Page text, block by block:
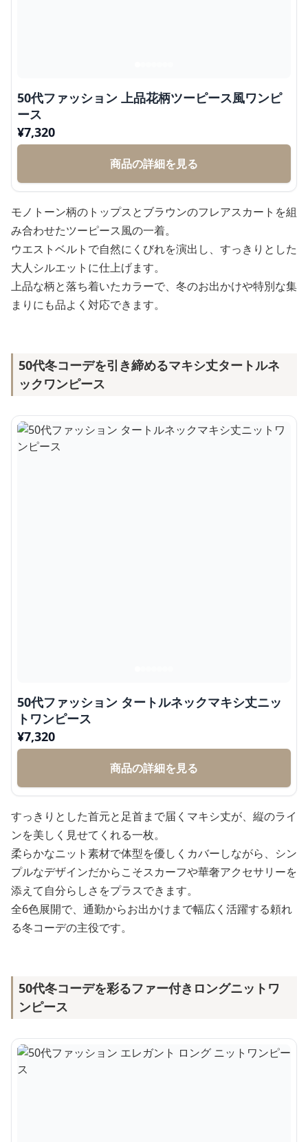
50代ファッション 上品花柄ツーピース風ワンピ
ース
¥7,320
商品の詳細を見る
モノトーン柄のトップスとブラウンのフレアスカートを組
み合わせたツーピース風の一着。
ウエストベルトで自然にくびれを演出し、すっきりとした
大人シルエットに仕上げます。
上品な柄と落ち着いたカラーで、冬のお出かけや特別な集
まりにも品よく対応できます。
50代冬コーデを引き締めるマキシ丈タートルネ
ックワンピース
50代ファッション タートルネックマキシ丈ニッ
トワンピース
¥7,320
商品の詳細を見る
すっきりとした首元と足首まで届くマキシ丈が、縦のライ
ンを美しく見せてくれる一枚。
柔らかなニット素材で体型を優しくカバーしながら、シン
プルなデザインだからこそスカーフや華奢アクセサリーを
添えて自分らしさをプラスできます。
全6色展開で、通勤からお出かけまで幅広く活躍する頼れ
る冬コーデの主役です。
50代冬コーデを彩るファー付きロングニットワ
ンピース